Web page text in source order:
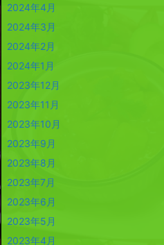
2024年4月
2024年3月
2024年2月
2024年1月
2023年12月
2023年11月
2023年10月
2023年9月
2023年8月
2023年7月
2023年6月
2023年5月
2023年4月